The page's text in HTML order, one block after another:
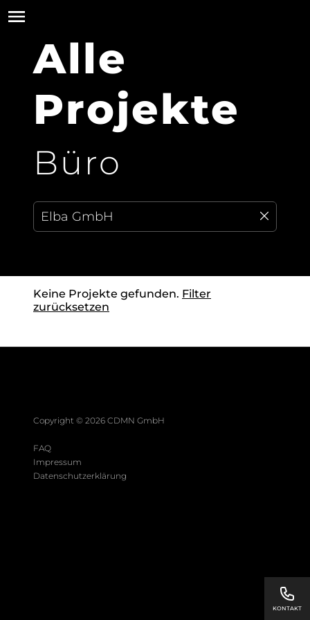
Alle
Projekte
Büro
Keine Projekte gefunden. Filter
zurücksetzen
Copyright © 2026 CDMN GmbH
FAQ
Impressum
Datenschutzerklärung
KONTAKT